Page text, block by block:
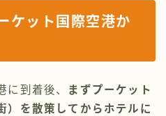
ケット国際空港か
に到着後、 まずプーケット
）を散策してからホテルに